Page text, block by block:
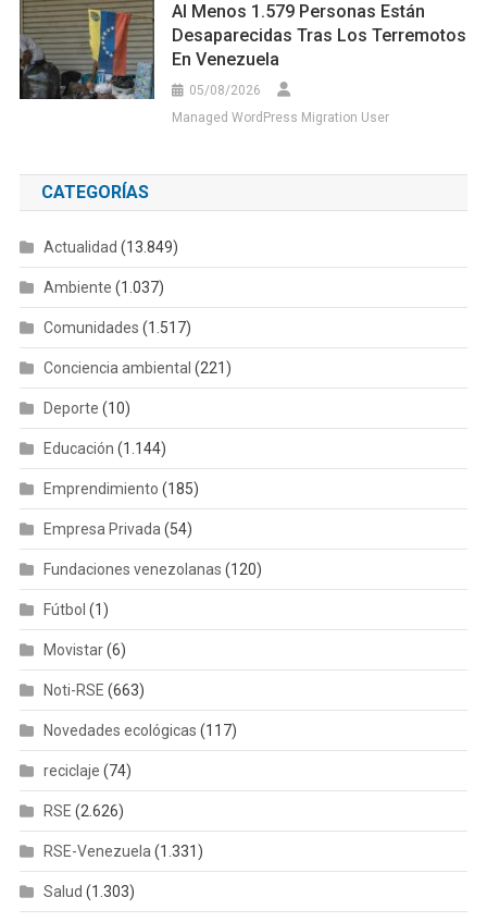
Al Menos 1.579 Personas Están
Desaparecidas Tras Los Terremotos
En Venezuela
05/08/2026
Managed WordPress Migration User
CATEGORÍAS
Actualidad (13.849)
Ambiente (1.037)
Comunidades (1.517)
Conciencia ambiental (221)
Deporte (10)
Educación (1.144)
Emprendimiento (185)
Empresa Privada (54)
Fundaciones venezolanas (120)
Fútbol (1)
Movistar(6)
Noti-RSE (663)
Novedades ecológicas (117)
reciclaje (74)
RSE (2.626)
RSE-Venezuela (1.331)
Salud (1.303)